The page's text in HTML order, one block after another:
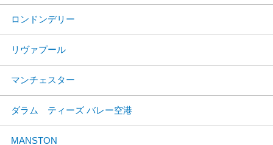
ロンドンデリー
リヴァプール
マンチェスター
ダラム ティーズ バレー空港
MANSTON